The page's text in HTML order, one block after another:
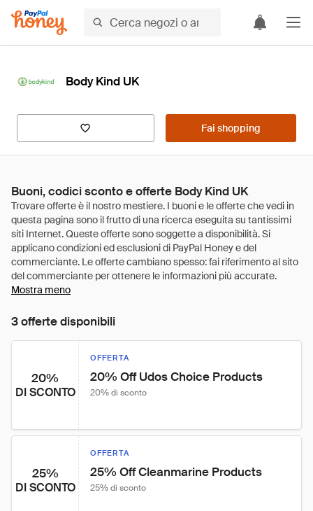
Body Kind UK
Fai shopping
Buoni, codici sconto e offerte Body Kind UK
Mostra meno
3 offerte disponibili
20%
DI SCONTO
OFFERTA
20% Off Udos Choice Products
20% di sconto
25%
DI SCONTO
OFFERTA
25% Off Cleanmarine Products
25% di sconto